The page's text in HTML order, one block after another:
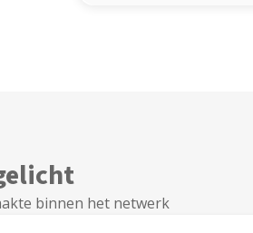
binnen het netwerk